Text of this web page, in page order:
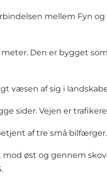
mellem Fyn
Den er bygget
væsen af sig i
sider. Vejen er
af tre små bilfærger.
øst og gennem